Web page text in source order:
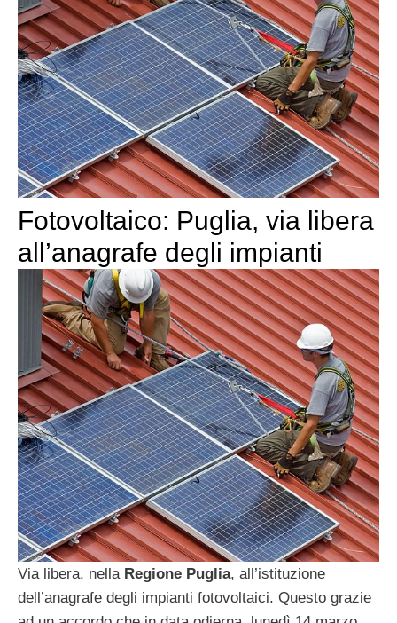
Fotovoltaico: Puglia, via libera
all’anagrafe degli impianti
Via libera, nella Regione Puglia, all’istituzione
dell’anagrafe degli impianti fotovoltaici. Questo grazie